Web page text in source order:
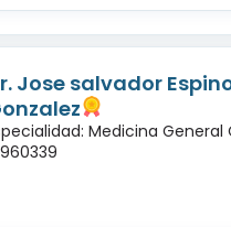
Jose salvador
Medicina General